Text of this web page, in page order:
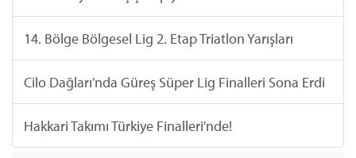
14. Bölge Bölgesel Lig 2. Etap Triatlon Yarışları
Cilo Dağları’nda Güreş Süper Lig Finalleri Sona Erdi
Hakkari Takımı Türkiye Finalleri'nde!